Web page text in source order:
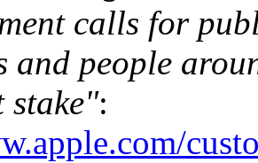
calls for
and people
stake":